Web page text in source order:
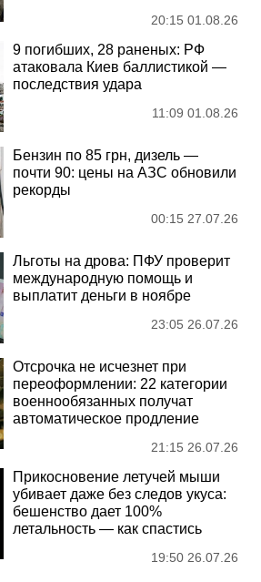
20:15 01.08.26
9 погибших, 28 раненых: РФ
атаковала Киев баллистикой —
последствия удара
11:09 01.08.26
Бензин по 85 грн, дизель —
почти 90: цены на АЗС обновили
рекорды
00:15 27.07.26
Льготы на дрова: ПФУ проверит
международную помощь и
выплатит деньги в ноябре
23:05 26.07.26
Отсрочка не исчезнет при
переоформлении: 22 категории
военнообязанных получат
автоматическое продление
21:15 26.07.26
Прикосновение летучей мыши
убивает даже без следов укуса:
бешенство дает 100%
летальность — как спастись
19:50 26.07.26